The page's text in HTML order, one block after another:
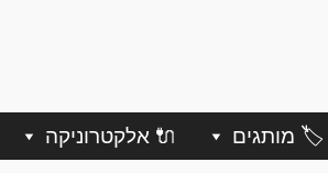
🏷️ מותגים 🔌 אלקטרוניקה